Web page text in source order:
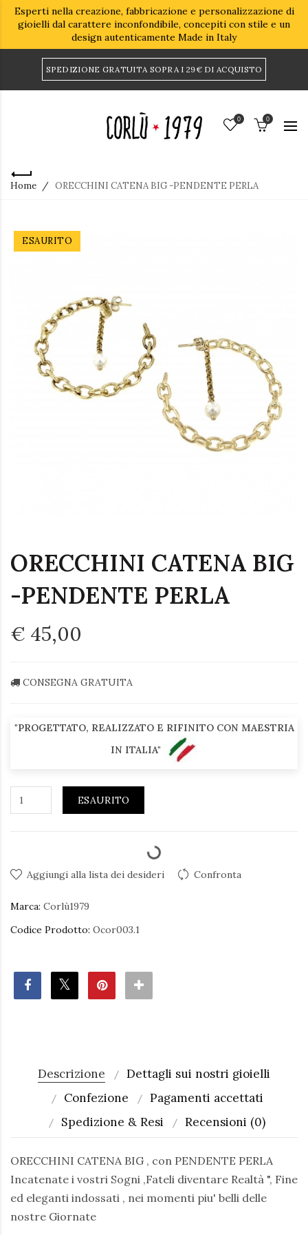
Esperti nella creazione, fabbricazione e personalizzazione di
gioielli dal carattere inconfondibile, concepiti con stile e un
design autenticamente Made in Italy
SPEDIZIONE GRATUITA SOPRA I 29€ DI ACQUISTO
0 0
Home ORECCHINI CATENA BIG -PENDENTE PERLA
ESAURITO
ORECCHINI CATENA BIG
-PENDENTE PERLA
€ 45,00
CONSEGNA GRATUITA
"PROGETTATO, REALIZZATO E RIFINITO CON MAESTRIA
IN ITALIA"
ESAURITO
Aggiungi alla lista dei desideri Confronta
Marca: Corlù1979
Codice Prodotto: Ocor003.1
Descrizione
Dettagli sui nostri gioielli
Confezione
Pagamenti accettati
Spedizione & Resi
Recensioni (0)
ORECCHINI CATENA BIG , con PENDENTE PERLA
Incatenate i vostri Sogni ,Fateli diventare Realtà ", Fine
ed eleganti indossati , nei momenti piu' belli delle
nostre Giornate